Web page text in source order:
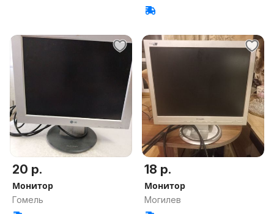
обл.
20 р.
Монитор
Гомель
18 р.
Монитор
Могилев